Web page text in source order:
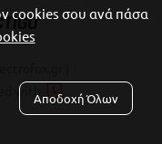
with 
cookies σου ανά πάσα
Αποδοχή Όλων